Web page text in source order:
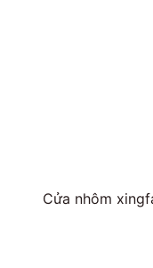
Cửa nhôm